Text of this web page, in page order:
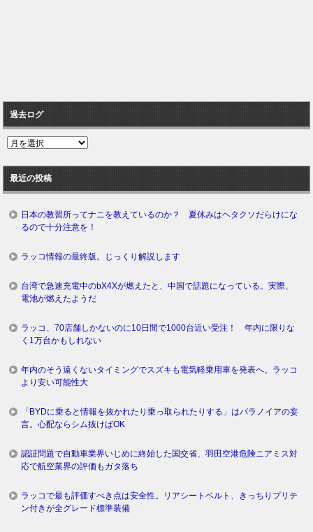
過去ログ
過
ロ
グ
最近の投稿
日本の教習所ってナニを教えているのか？ 夏休みはヘタクソだらけにな
るので十分注意を！
ラッコ情報の最終版。じっくり解説します
台湾で急速充電中のbX4Xが燃えたと、中国で話題になっている。実際、
電池が燃えたようだ
ラッコ、70店舗しかないのに10日間で1000台近い受注！ 年内に限りな
く1万台かもしれない
年内のそう遠くないタイミングでスズキも電気軽乗用車を発表へ。ラッコ
より安い可能性大
「BYDに乗ると情報を抜かれたり乗っ取られたりする」はパラノイアの妄
言。心配ならシム抜けばOK
認証問題で自動車業界いじめに終始した国交省、羽田空港危険ニアミス対
応で航空業界の評価もガタ落ち
ラッコで最も評価すべき点は安全性。リアシートベルト、きっちりプリテ
ン付きが全グレード標準装備